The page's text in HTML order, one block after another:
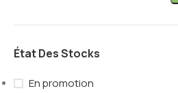
État Des Stocks
En promotion